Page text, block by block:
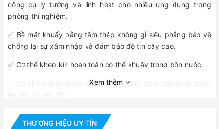
công cụ lý tưởng và linh hoạt cho nhiều ứng dụng trong
phòng thí nghiệm.
✅ Bề mặt khuấy bằng tấm thép không gỉ siêu phẳng bảo vệ
chống lại sự xâm nhập và đảm bảo độ tin cậy cao.
✅ Cơ thể khép kín hoàn toàn có thể khuấy trong bồn nước
✅ Cơ chế truyền động cuộn dây từ tính cung cấp hoạt động
✅ Năm mức công suất khuấy mang đến khả năng trộn tuyệt
vời, bao gồm cả chất lỏng có độ nhớt cao
Xem thêm
THƯƠNG HIỆU UY TÍN